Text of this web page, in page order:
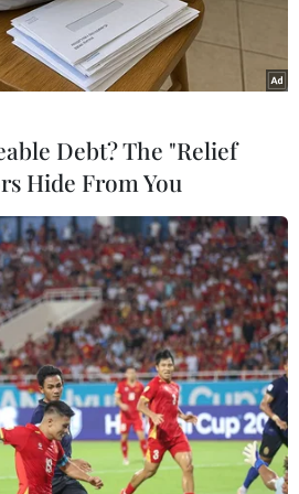
chương trình “Ninh Thuận chào năm
Nguyễn Thành/TTXVN)
trường 16/4, thành phố
Ủy ban Nhân dân tỉnh
chương trình “Ninh Thuận
nhằm tạo không khí vui
đón Năm Mới gắn với
Debt? The "Relief
Hide From You